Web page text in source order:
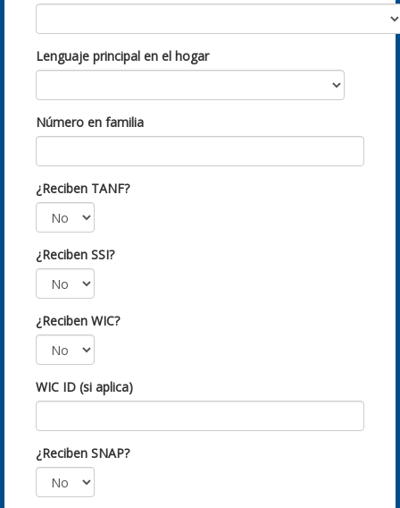
Lenguaje principal en el hogar
Número en familia
¿Reciben TANF?
¿Reciben SSI?
¿Reciben WIC?
WIC ID (si aplica)
¿Reciben SNAP?